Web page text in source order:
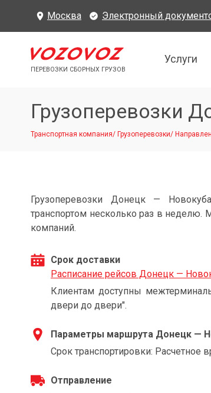
Москва Электронный
ПЕРЕВОЗКИ СБОРНЫХ ГРУЗОВ
Услуги
Грузоперевозки
Транспортная компания/ Грузоперевозки/
Грузоперевозки Донецк —
транспортом несколько раз в неделю.
компаний.
Срок доставки
Расписание рейсов Донецк —
Клиентам доступны
двери до двери".
Параметры маршрута Донецк —
Срок транспортировки: Расчетное
Отправление